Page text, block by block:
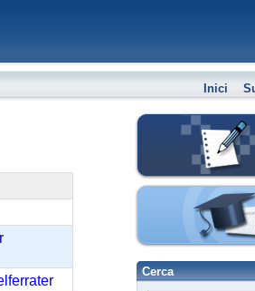
Inici
Crea el teu bloc
Espai de proves
Cerca